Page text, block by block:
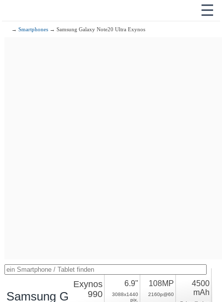
☰
→Smartphones → Samsung Galaxy Note20 Ultra Exynos
Samsung Galaxy Note20 Ultra Exynos
Exynos
990
6.9"
3088x1440
pix.
108MP
2160p@60
4500
mAh